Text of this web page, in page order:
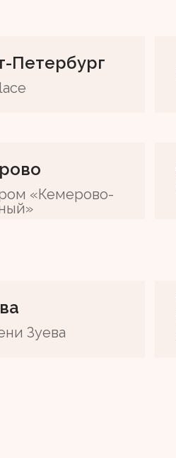
Петербург
«Кемерово-
Зуева